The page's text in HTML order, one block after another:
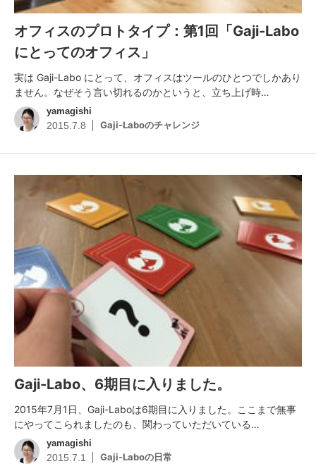
オフィスのプロトタイプ：第1回「Gaji-Labo
にとってのオフィス」
実は Gaji-Labo にとって、オフィスはツールのひとつでしかあり
ません。なぜそう言い切れるのかというと、立ち上げ時…
yamagishi
2015.7.8 Gaji-Laboのチャレンジ
Gaji-Labo、6期目に入りました。
2015年7月1日、Gaji-Laboは6期目に入りました。ここまで無事
にやってこられましたのも、関わっていただいている…
yamagishi
2015.7.1 Gaji-Laboの日常